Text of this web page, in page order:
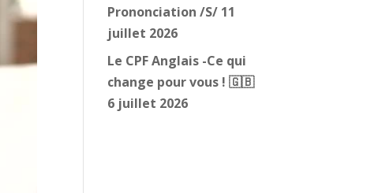
Prononciation /S/ 11
juillet 2026
Le CPF Anglais -Ce qui
change pour vous ! 🇬🇧
6 juillet 2026